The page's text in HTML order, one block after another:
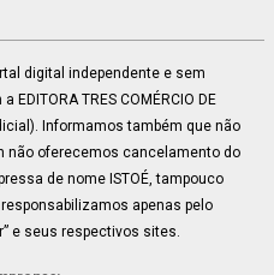
digital independente e sem
TRES COMÉRCIO DE
Informamos também que não
não oferecemos cancelamento do
de nome ISTOÉ, tampouco
apenas pelo
e seus respectivos sites.